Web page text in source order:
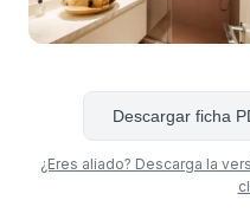
Descargar ficha
¿Eres aliado? Descarga la